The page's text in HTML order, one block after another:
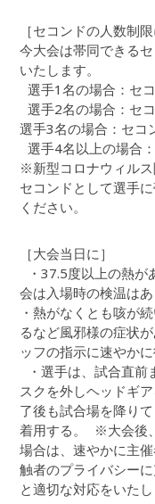
［セコンドの人数制限
今大会は帯同できる
いたします。
選手1名の場合：セ
選手2名の場合：セ
選手3名の場合：セコ
選手4名以上の場合
※新型コロナウィルス
セコンドとして選手
ください。
［大会当日に］
・37.5度以上の熱
会は入場時の検温は
・熱がなくとも咳が
るなど風邪様の症状
ッフの指示に速やかに
・選手は、試合直前
スクを外しヘッドギ
了後も試合場を降り
着用する。 ※大会後
場合は、速やかに主
触者のプライバシー
と適切な対応をいたし